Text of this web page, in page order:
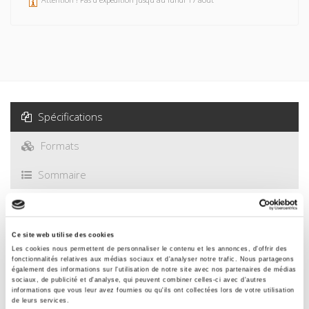
Ce site web utilise des cookies
Les cookies nous permettent de personnaliser le contenu et les annonces, d'offrir des
fonctionnalités relatives aux médias sociaux et d'analyser notre trafic. Nous partageons
également des informations sur l'utilisation de notre site avec nos partenaires de médias
sociaux, de publicité et d'analyse, qui peuvent combiner celles-ci avec d'autres
informations que vous leur avez fournies ou qu'ils ont collectées lors de votre utilisation
de leurs services.
Spécifications
Formats
Sommaire
Spécifications
Éditeur
Presses de Sciences Po
Auteur